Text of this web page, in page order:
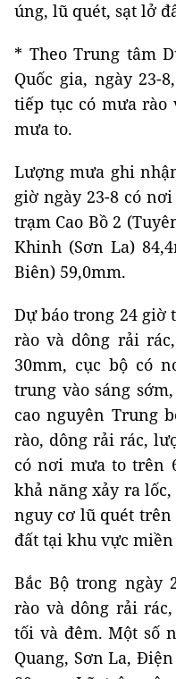
úng, lũ quét, sạt lở
* Theo Trung tâm
Quốc gia, ngày 23-
tiếp tục có mưa rào
mưa to.
Lượng mưa ghi
giờ ngày 23-8 có
trạm Cao Bồ 2
Khinh (Sơn La)
Biên) 59,0mm.
Dự báo trong 24 giờ
rào và dông rải
30mm, cục bộ có
trung vào sáng
cao nguyên Trung
rào, dông rải rác,
có nơi mưa to trên
khả năng xảy ra
nguy cơ lũ quét trên
đất tại khu vực
Bắc Bộ trong ngày
rào và dông rải
tối và đêm. Một số
Quang, Sơn La,